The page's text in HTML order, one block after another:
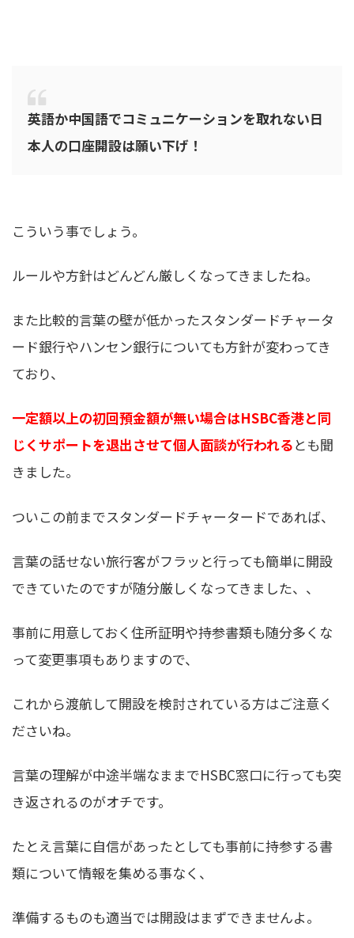
英語か中国語でコミュニケーションを取れない日
本人の口座開設は願い下げ！
こういう事でしょう。
ルールや方針はどんどん厳しくなってきましたね。
また比較的言葉の壁が低かったスタンダードチャータ
ード銀行やハンセン銀行についても方針が変わってき
ており、
一定額以上の初回預金額が無い場合はHSBC香港と同
じくサポートを退出させて個人面談が行われるとも聞
きました。
ついこの前までスタンダードチャータードであれば、
言葉の話せない旅行客がフラッと行っても簡単に開設
できていたのですが随分厳しくなってきました、、
事前に用意しておく住所証明や持参書類も随分多くな
って変更事項もありますので、
これから渡航して開設を検討されている方はご注意く
ださいね。
言葉の理解が中途半端なままでHSBC窓口に行っても突
き返されるのがオチです。
たとえ言葉に自信があったとしても事前に持参する書
類について情報を集める事なく、
準備するものも適当では開設はまずできませんよ。